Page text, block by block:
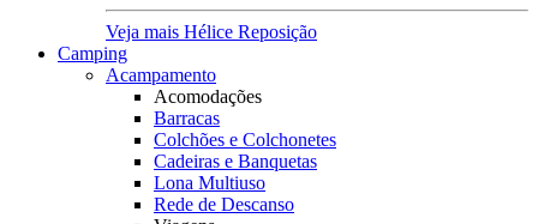
Veja mais Hélice Reposição
Camping
Acampamento
Acomodações
Barracas
Colchões e Colchonetes
Cadeiras e Banquetas
Lona Multiuso
Rede de Descanso